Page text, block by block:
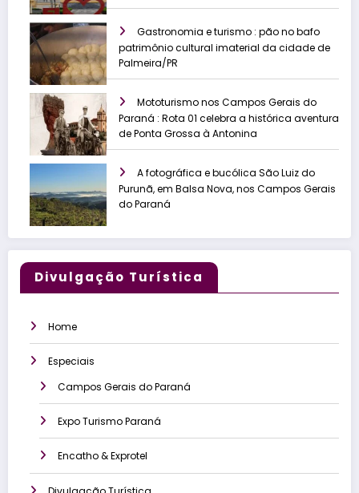
Gastronomia e turismo : pão no bafo
patrimônio cultural imaterial da cidade de
Palmeira/PR
Mototurismo nos Campos Gerais do
Paraná : Rota 01 celebra a histórica aventura
de Ponta Grossa à Antonina
A fotográfica e bucólica São Luiz do
Purunã, em Balsa Nova, nos Campos Gerais
do Paraná
Divulgação Turística
Home
Especiais
Campos Gerais do Paraná
Expo Turismo Paraná
Encatho & Exprotel